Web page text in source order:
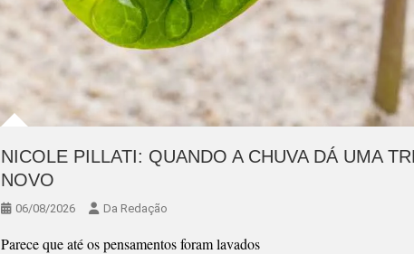
NICOLE PILLATI: QUANDO A CHUVA DÁ UMA
NOVO
06/08/2026 Da Redação
Parece que até os pensamentos foram lavados